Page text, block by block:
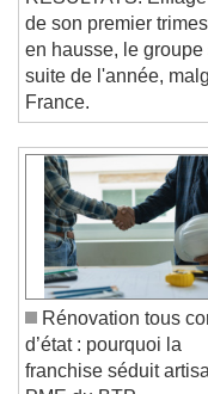
RÉSULTATS.
de son premier
en hausse, le
suite de l'année,
France.
Rénovation tous
d’état : pourquoi la
franchise séduit